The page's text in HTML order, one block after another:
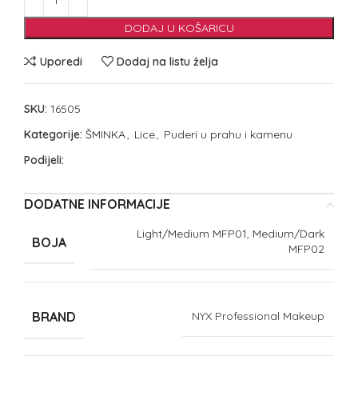
DODAJ U KOŠARICU
Uporedi Dodaj na listu želja
SKU: 16505
Kategorije: ŠMINKA, Lice, Puderi u prahu i kamenu
Podijeli:
DODATNE INFORMACIJE
BOJA
Light/Medium MFP01, Medium/Dark
MFP02
BRAND NYX Professional Makeup